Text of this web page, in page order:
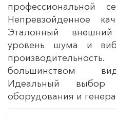
профессиональной
Непревзойденное
Эталонный
уровень шума и
большинством
Идеальный выбор
оборудования и